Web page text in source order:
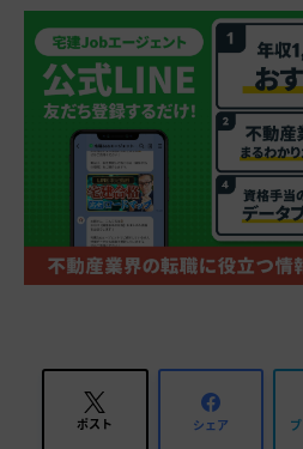
ポスト シェア